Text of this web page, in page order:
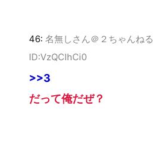
46: 名無しさん＠２ちゃんねる
ID:VzQCIhCi0
>>3
だって俺だぜ？